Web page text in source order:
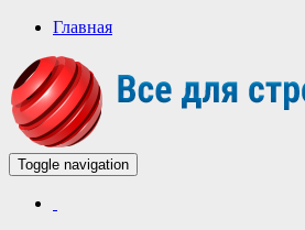
Главная
Строительный
Всё для строительства и ремонта
Toggle navigation